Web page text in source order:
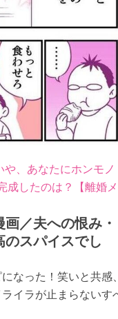
や、あなたにホンモノ
成したのは？【離婚メ
／夫への恨み・
スパイスでし
なった！笑いと共感
イラが止まらないす